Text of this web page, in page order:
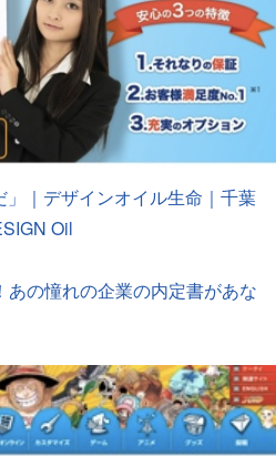
｜デザインオイル生命｜千葉
Oil
の憧れの企業の内定書があな